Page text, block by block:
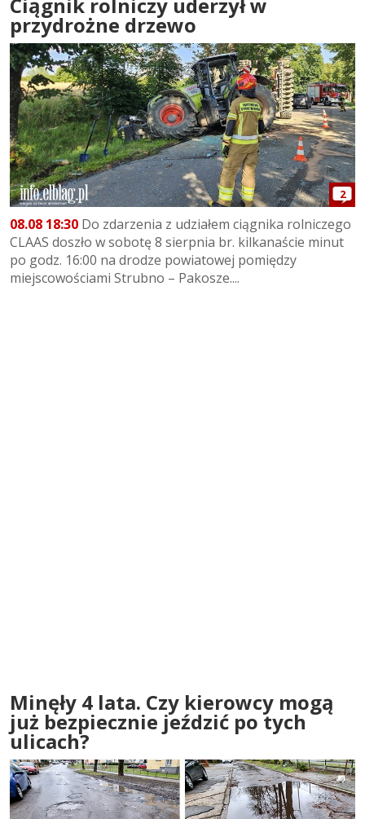
Ciągnik rolniczy uderzył w
przydrożne drzewo
2
08.08 18:30 Do zdarzenia z udziałem ciągnika rolniczego
CLAAS doszło w sobotę 8 sierpnia br. kilkanaście minut
po godz. 16:00 na drodze powiatowej pomiędzy
miejscowościami Strubno – Pakosze....
Minęły 4 lata. Czy kierowcy mogą
już bezpiecznie jeździć po tych
ulicach?